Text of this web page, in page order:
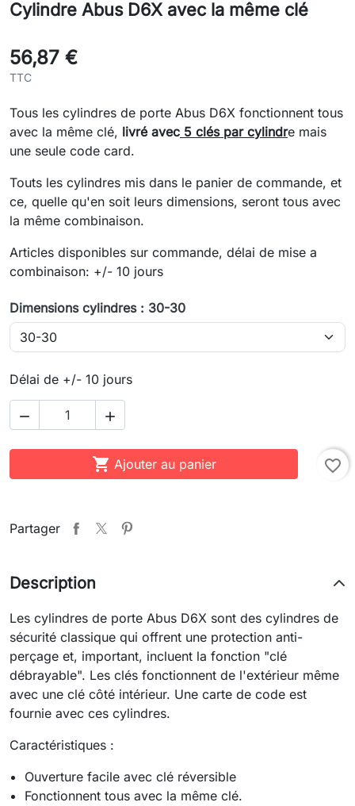
Cylindre Abus D6X avec la même clé
56,87 €
TTC
Tous les cylindres de porte Abus D6X fonctionnent tous
avec la même clé, livré avec 5 clés par cylindre mais
une seule code card.
Touts les cylindres mis dans le panier de commande, et
ce, quelle qu'en soit leurs dimensions, seront tous avec
la même combinaison.
Articles disponibles sur commande, délai de mise a
combinaison: +/- 10 jours
Dimensions cylindres : 30-30
Délai de +/- 10 jours
 
 Ajouter au panier favorite_border
Partager
Description
Les cylindres de porte Abus D6X sont des cylindres de
sécurité classique qui offrent une protection anti-
perçage et, important, incluent la fonction "clé
débrayable". Les clés fonctionnent de l'extérieur même
avec une clé côté intérieur. Une carte de code est
fournie avec ces cylindres.
Caractéristiques :
Ouverture facile avec clé réversible
Fonctionnent tous avec la même clé.